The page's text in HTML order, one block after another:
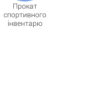
Прокат
спортивного
інвентарю